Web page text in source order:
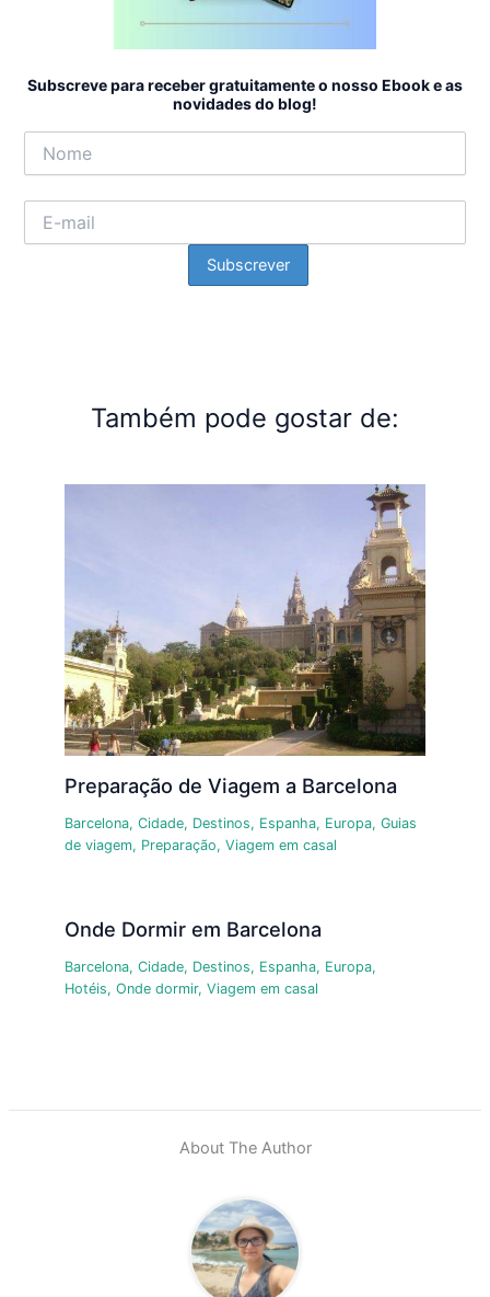
Subscreve para receber gratuitamente o nosso Ebook e as
novidades do blog!
Também pode gostar de:
Preparação de Viagem a Barcelona
Barcelona, Cidade, Destinos, Espanha, Europa, Guias
de viagem, Preparação, Viagem em casal
Onde Dormir em Barcelona
Barcelona, Cidade, Destinos, Espanha, Europa,
Hotéis, Onde dormir, Viagem em casal
About The Author